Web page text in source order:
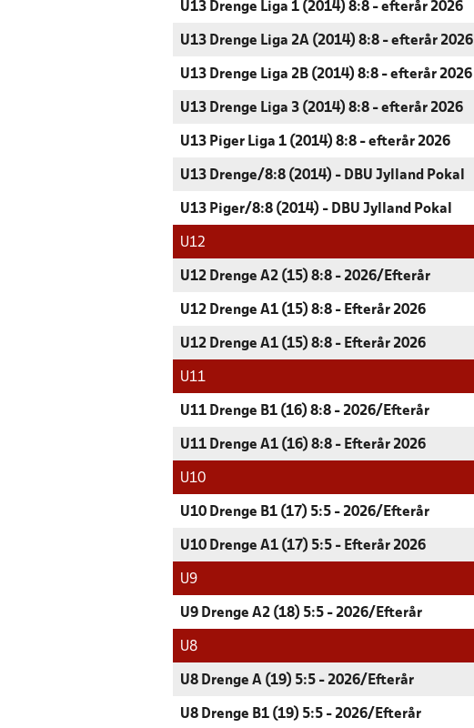
U13 Drenge Liga 1 (2014) 8:8 - efterår 2026
U13 Drenge Liga 2A (2014) 8:8 - efterår 2026
U13 Drenge Liga 2B (2014) 8:8 - efterår 2026
U13 Drenge Liga 3 (2014) 8:8 - efterår 2026
U13 Piger Liga 1 (2014) 8:8 - efterår 2026
U13 Drenge/8:8 (2014) - DBU Jylland Pokal
U13 Piger/8:8 (2014) - DBU Jylland Pokal
U12
U12 Drenge A2 (15) 8:8 - 2026/Efterår
U12 Drenge A1 (15) 8:8 - Efterår 2026
U12 Drenge A1 (15) 8:8 - Efterår 2026
U11
U11 Drenge B1 (16) 8:8 - 2026/Efterår
U11 Drenge A1 (16) 8:8 - Efterår 2026
U10
U10 Drenge B1 (17) 5:5 - 2026/Efterår
U10 Drenge A1 (17) 5:5 - Efterår 2026
U9
U9 Drenge A2 (18) 5:5 - 2026/Efterår
U8
U8 Drenge A (19) 5:5 - 2026/Efterår
U8 Drenge B1 (19) 5:5 - 2026/Efterår